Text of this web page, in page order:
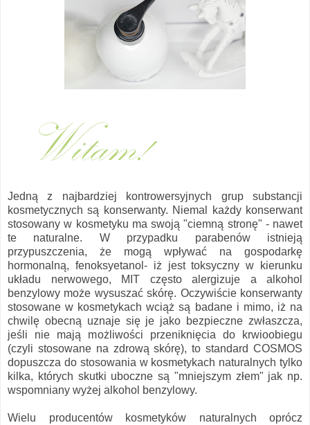
Jedną z najbardziej kontrowersyjnych grup substancji
kosmetycznych są konserwanty. Niemal każdy konserwant
stosowany w kosmetyku ma swoją "ciemną stronę" - nawet
te naturalne. W przypadku parabenów istnieją
przypuszczenia, że mogą wpływać na gospodarkę
hormonalną, fenoksyetanol- iż jest toksyczny w kierunku
układu nerwowego, MIT często alergizuje a alkohol
benzylowy może wysuszać skórę. Oczywiście konserwanty
stosowane w kosmetykach wciąż są badane i mimo, iż na
chwilę obecną uznaje się je jako bezpieczne zwłaszcza,
jeśli nie mają możliwości przeniknięcia do krwioobiegu
(czyli stosowane na zdrową skórę), to standard COSMOS
dopuszcza do stosowania w kosmetykach naturalnych tylko
kilka, których skutki uboczne są "mniejszym złem" jak np.
wspomniany wyżej alkohol benzylowy.
Wielu producentów kosmetyków naturalnych oprócz